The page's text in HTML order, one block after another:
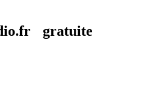
gratuite